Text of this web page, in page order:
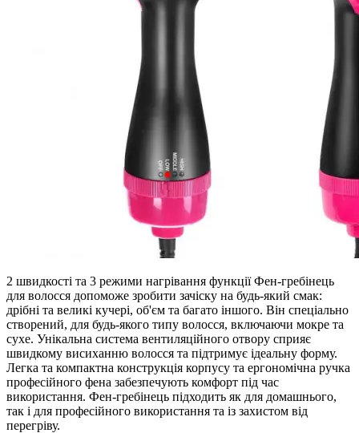
2 швидкості та 3 режими нагрівання функції Фен-гребінець
для волосся допоможе зробити зачіску на будь-який смак:
дрібні та великі кучері, об'єм та багато іншого. Він спеціально
створений, для будь-якого типу волосся, включаючи мокре та
сухе. Унікальна система вентиляційного отвору сприяє
швидкому висиханню волосся та підтримує ідеальну форму.
Легка та компактна конструкція корпусу та ергономічна ручка
професійного фена забезпечують комфорт під час
використання. Фен-гребінець підходить як для домашнього,
так і для професійного використання та із захистом від
перегріву.